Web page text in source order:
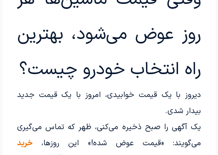
روز عوض می‌شود، بهترین
راه انتخاب خودرو چیست؟
دیروز با یک قیمت خوابیدی، امروز با یک قیمت جدید
بیدار شدی.
یک آگهی را صبح ذخیره می‌کنی، ظهر که تماس می‌گیری
می‌گویند: «قیمت عوض شده!» این روزها،خرید